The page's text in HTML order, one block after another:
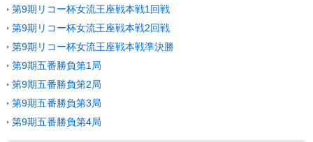
第9期リコー杯女流王座戦本戦1回戦
第9期リコー杯女流王座戦本戦2回戦
第9期リコー杯女流王座戦本戦準決勝
第9期五番勝負第1局
第9期五番勝負第2局
第9期五番勝負第3局
第9期五番勝負第4局